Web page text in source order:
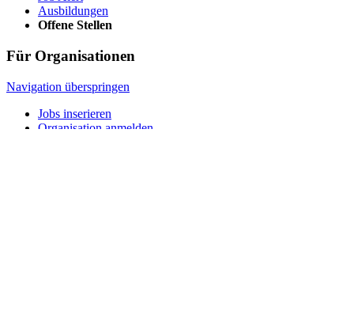
Ausbildungen
Offene Stellen
Für Organisationen
Navigation überspringen
Jobs inserieren
Organisation anmelden